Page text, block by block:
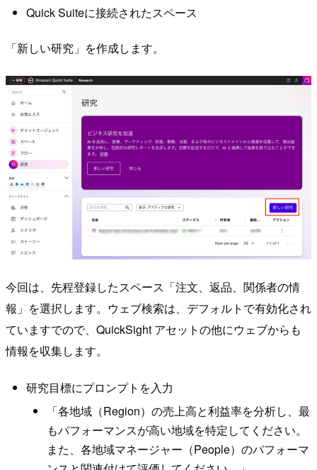
Quick Suiteに接続されたスペース
「新しい研究」を作成します。
今回は、先程登録したスペース「注文、返品、関係者の情
報」を選択します。ウェブ検索は、デフォルトで有効化され
ていますでので、QuickSight アセットの他にウェブからも
情報を収集します。
研究目標にプロンプトを入力
「各地域（Region）の売上高と利益率を分析し、最
もパフォーマンスが高い地域を特定してください。
また、各地域マネージャー（People）のパフォーマ